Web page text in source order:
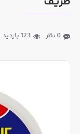
0 نظر 123 بازدید